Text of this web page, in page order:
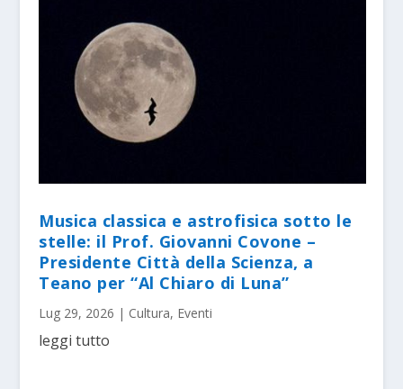
Musica classica e astrofisica sotto le
stelle: il Prof. Giovanni Covone –
Presidente Città della Scienza, a
Teano per “Al Chiaro di Luna”
Lug 29, 2026 | Cultura, Eventi
leggi tutto